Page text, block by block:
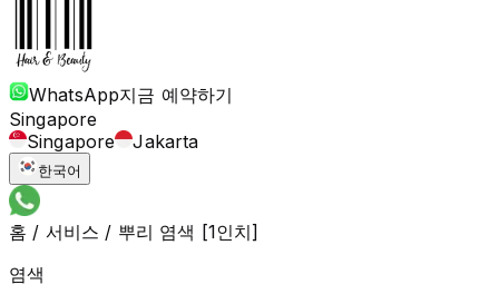
WhatsApp지금 예약하기
Singapore
Singapore
Jakarta
한국어
홈 / 서비스 / 뿌리 염색 [1인치]
염색